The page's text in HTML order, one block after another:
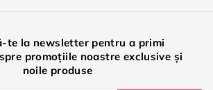
te la newsletter pentru a primi
promoțiile noastre exclusive și
noile produse